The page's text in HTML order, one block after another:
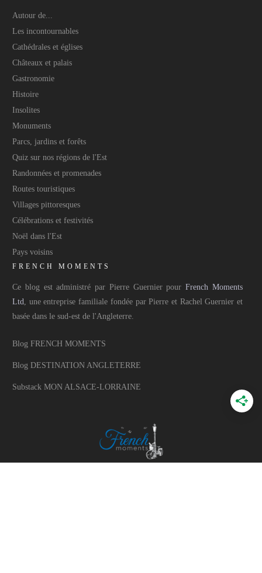
Autour de...
Les incontournables
Cathédrales et églises
Châteaux et palais
Gastronomie
Histoire
Insolites
Monuments
Parcs, jardins et forêts
Quiz sur nos régions de l'Est
Randonnées et promenades
Routes touristiques
Villages pittoresques
Célébrations et festivités
Noël dans l'Est
Pays voisins
FRENCH MOMENTS
Ce blog est administré par Pierre Guernier pourFrench Moments
Ltd, une entreprise familiale fondée par Pierre et Rachel Guernier et
basée dans le sud-est de l'Angleterre.
Blog FRENCH MOMENTS
Blog DESTINATION ANGLETERRE
Substack MON ALSACE-LORRAINE